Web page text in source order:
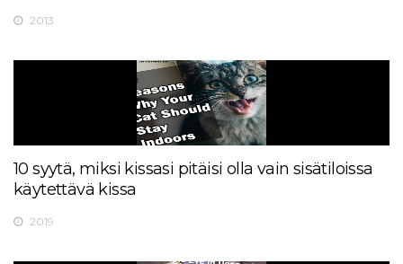
2013
10 syytä, miksi kissasi pitäisi olla vain sisätiloissa
käytettävä kissa
2019